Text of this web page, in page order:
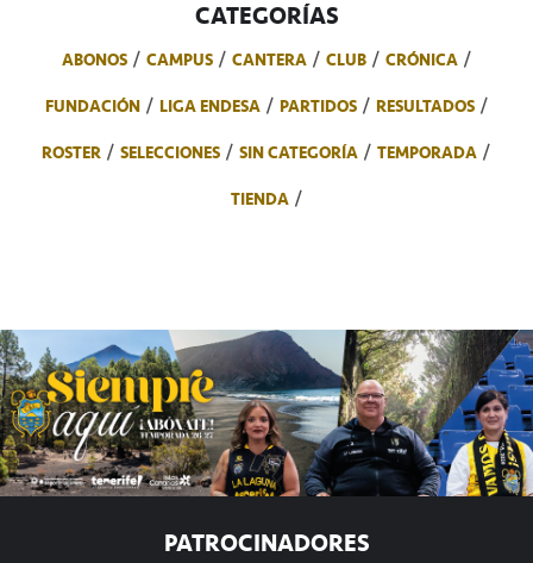
CATEGORÍAS
ABONOS CAMPUS CANTERA CLUB
CRÓNICA
FUNDACIÓN
LIGA ENDESA PARTIDOS
RESULTADOS
ROSTER
SELECCIONES SIN CATEGORÍA
TEMPORADA
TIENDA
PATROCINADORES